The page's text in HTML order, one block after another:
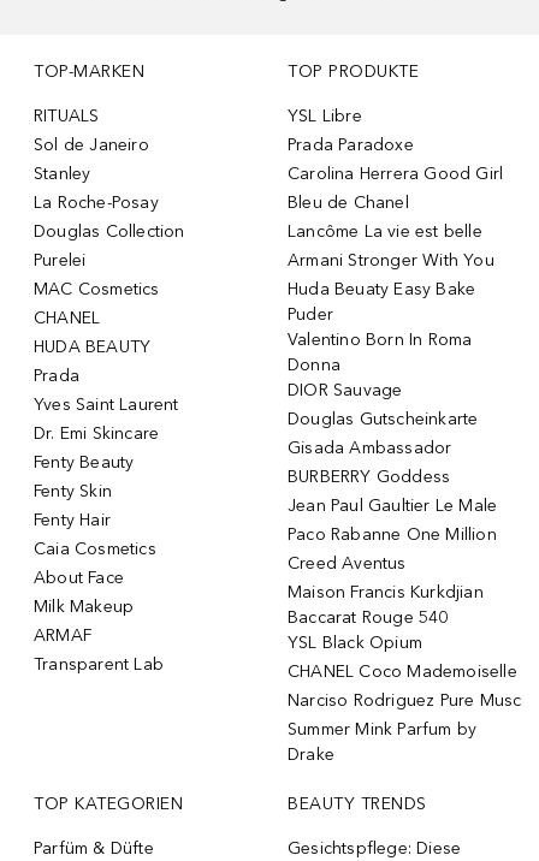
TOP-MARKEN
RITUALS
Sol de Janeiro
Stanley
La Roche-Posay
Douglas Collection
Purelei
MAC Cosmetics
CHANEL
HUDA BEAUTY
Prada
Yves Saint Laurent
Dr. Emi Skincare
Fenty Beauty
Fenty Skin
Fenty Hair
Caia Cosmetics
About Face
Milk Makeup
ARMAF
Transparent Lab
TOP PRODUKTE
YSL Libre
Prada Paradoxe
Carolina Herrera Good Girl
Bleu de Chanel
Lancôme La vie est belle
Armani Stronger With You
Huda Beuaty Easy Bake
Puder
Valentino Born In Roma
Donna
DIOR Sauvage
Douglas Gutscheinkarte
Gisada Ambassador
BURBERRY Goddess
Jean Paul Gaultier Le Male
Paco Rabanne One Million
Creed Aventus
Maison Francis Kurkdjian
Baccarat Rouge 540
YSL Black Opium
CHANEL Coco Mademoiselle
Narciso Rodriguez Pure Musc
Summer Mink Parfum by
Drake
TOP KATEGORIEN
Parfüm & Düfte
BEAUTY TRENDS
Gesichtspflege: Diese